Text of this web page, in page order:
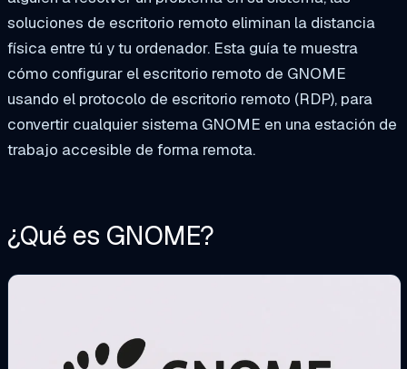
soluciones de escritorio remoto eliminan la distancia
física entre tú y tu ordenador. Esta guía te muestra
cómo configurar el escritorio remoto de GNOME
usando el protocolo de escritorio remoto (RDP), para
convertir cualquier sistema GNOME en una estación de
trabajo accesible de forma remota.
¿Qué es GNOME?